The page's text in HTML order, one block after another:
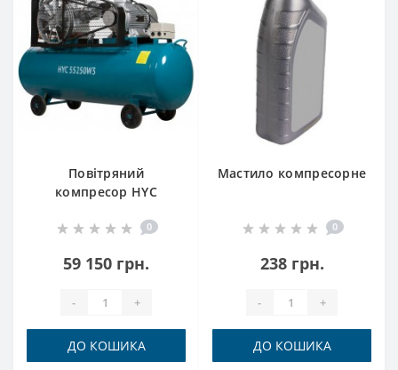
Повітряний
компресор HYC
0
59 150 грн.
- +
ДО КОШИКА
Мастило компресорне
0
238 грн.
- +
ДО КОШИКА